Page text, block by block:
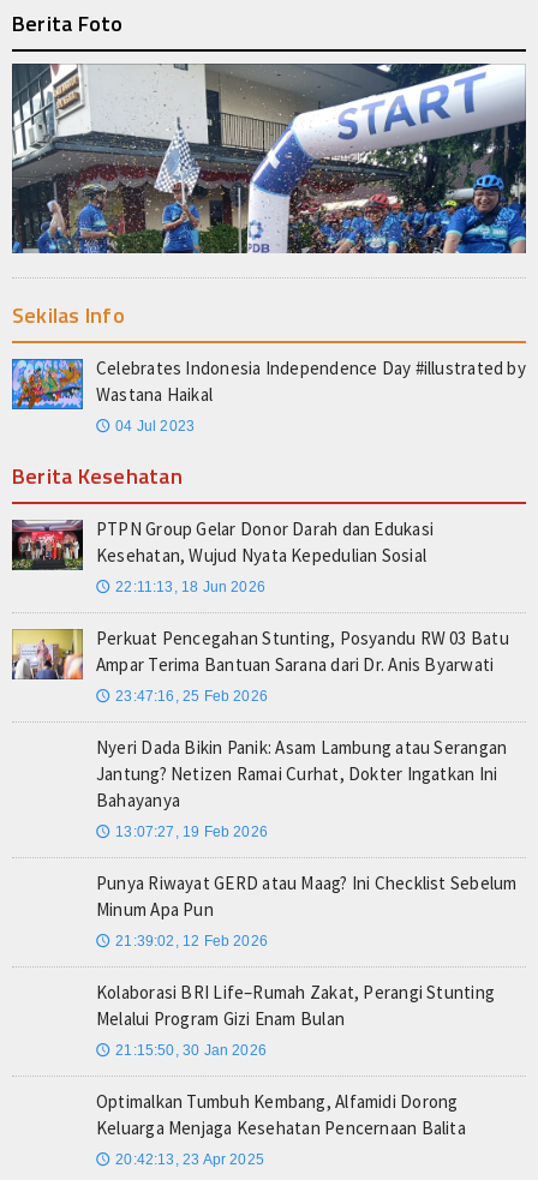
Berita Foto
Sekilas Info
Celebrates Indonesia Independence Day #illustrated by
Wastana Haikal
🕔 04 Jul 2023
Berita Kesehatan
PTPN Group Gelar Donor Darah dan Edukasi
Kesehatan, Wujud Nyata Kepedulian Sosial
🕔 22:11:13, 18 Jun 2026
Perkuat Pencegahan Stunting, Posyandu RW 03 Batu
Ampar Terima Bantuan Sarana dari Dr. Anis Byarwati
🕔 23:47:16, 25 Feb 2026
Nyeri Dada Bikin Panik: Asam Lambung atau Serangan
Jantung? Netizen Ramai Curhat, Dokter Ingatkan Ini
Bahayanya
🕔 13:07:27, 19 Feb 2026
Punya Riwayat GERD atau Maag? Ini Checklist Sebelum
Minum Apa Pun
🕔 21:39:02, 12 Feb 2026
Kolaborasi BRI Life–Rumah Zakat, Perangi Stunting
Melalui Program Gizi Enam Bulan
🕔 21:15:50, 30 Jan 2026
Optimalkan Tumbuh Kembang, Alfamidi Dorong
Keluarga Menjaga Kesehatan Pencernaan Balita
🕔 20:42:13, 23 Apr 2025